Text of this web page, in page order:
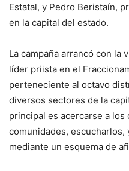
Estatal, y Pedro Beristaín,
en la capital del estado.
La campaña arrancó con la
líder priista en el
perteneciente al octavo
diversos sectores de la
principal es acercarse a
comunidades,
mediante un esquema de